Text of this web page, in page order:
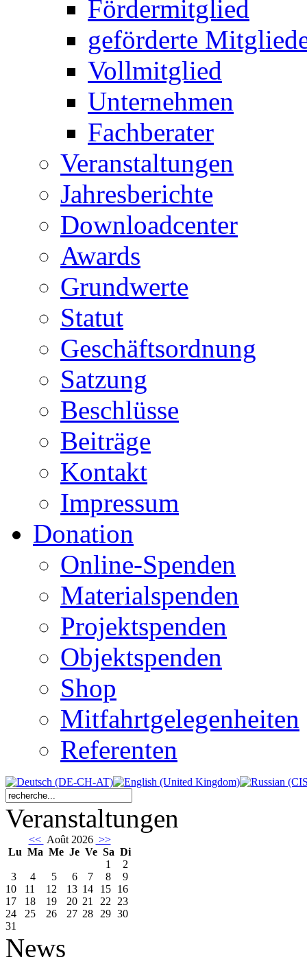
Fördermitglied
geförderte
Vollmitglied
Unternehmen
Fachberater
Veranstaltungen
Jahresberichte
Downloadcenter
Awards
Grundwerte
Statut
Geschäftsordnung
Satzung
Beschlüsse
Beiträge
Kontakt
Impressum
Donation
Online-Spenden
Materialspenden
Projektspenden
Objektspenden
Shop
Mitfahrtgelegenheiten
Referenten
Veranstaltungen
<< Août 2026 >>
Lu Ma Me Je Ve Sa Di
1
2
3
4 5 6 7 8
9
10
11 12 13 14 15 16
17
18 19 20 21 22 23
24
25 26 27 28 29 30
31
News